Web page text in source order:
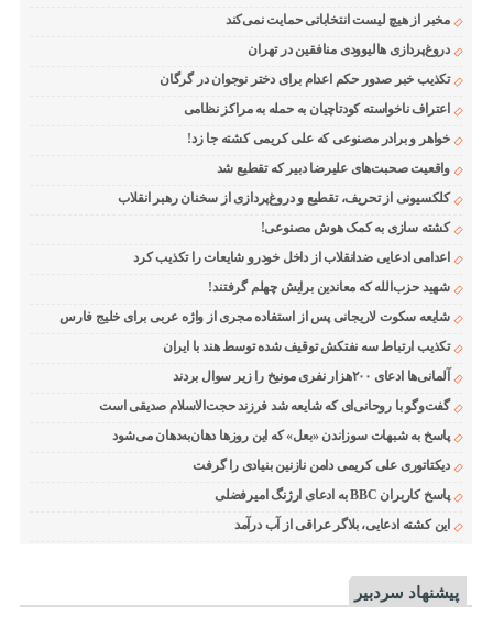
مخبر از هیچ لیست انتخاباتی حمایت نمی‌کند
دروغ‌پردازی هالیوودی منافقین در تهران
تکذیب خبر صدور حکم اعدام برای دختر نوجوان در گرگان
اعتراف ناخواسته کودتاچیان به حمله به مراکز نظامی
خواهر و برادر مصنوعی که علی کریمی کشته جا زد!
واقعیت صحبت‌های علیرضا دبیر که تقطیع شد
کلکسیونی از تحریف، تقطیع و دروغ‌پردازی از سخنان رهبر انقلاب
کشته سازی به کمک هوش مصنوعی!
اعدامی ادعایی ضدانقلاب از داخل خودرو شایعات را تکذیب کرد
شهید حزب‌الله که معاندین برایش چهلم گرفتند!
شایعه سکوت لاریجانی پس از استفاده مجری از واژه عربی برای خلیج فارس
تکذیب ارتباط سه نفتکش توقیف شده توسط هند با ایران
آلمانی‌ها ادعای ۲۰۰هزار نفری مونیخ را زیر سوال بردند
گفت‌وگو با روحانی‌ای که شایعه شد فرزند حجت‌الاسلام صدیقی است
پاسخ به شبهات سوزاندن «بعل» که این روزها دهان‌به‌دهان می‌شود
دیکتاتوری علی کریمی دامن نازنین بنیادی را گرفت
پاسخ کاربران BBC به ادعای ارژنگ امیرفضلی
این کشته ادعایی، بلاگر عراقی از آب درآمد
پیشنهاد سردبیر